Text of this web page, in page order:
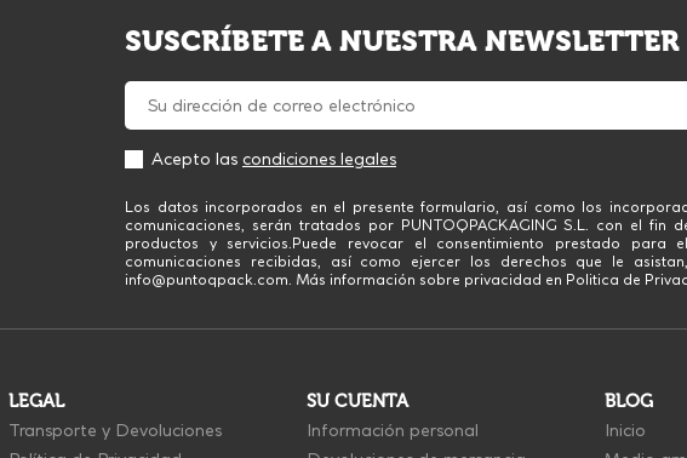
SUSCRÍBETE A NUESTRA NEWSLETTER
Acepto las condiciones legales
Los datos incorporados en el presente formulario, así como los
comunicaciones, serán tratados por PUNTOQPACKAGING S.L. con el fin
productos y servicios.Puede revocar el consentimiento prestado
comunicaciones recibidas, así como ejercer los derechos que le
info@puntoqpack.com. Más información sobre privacidad en Politica de
LEGAL
Transporte y Devoluciones
SU CUENTA
Información personal
BLOG
Inicio